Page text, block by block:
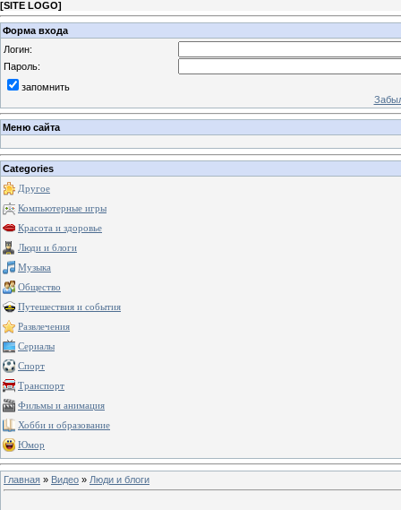
[SITE LOGO]
Форма входа
Логин:
Пароль:
запомнить
Меню сайта
Categories
Другое
Компьютерные игры
Красота и здоровье
Люди и блоги
Музыка
Общество
Путешествия и события
Развлечения
Сериалы
Спорт
Транспорт
Фильмы и анимация
Хобби и образование
Юмор
Главная » Видео » Люди и блоги